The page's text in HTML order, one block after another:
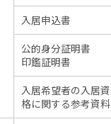
入居申込書
公的身分証明書
印鑑証明書
入居希望者の入居資
格に関する参考資料